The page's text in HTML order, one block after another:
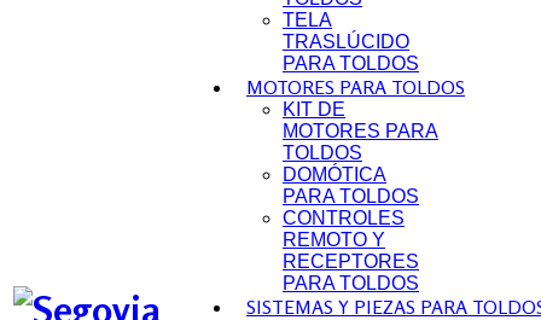
TELA
TRASLÚCIDO
PARA TOLDOS
MOTORES PARA TOLDOS
KIT DE
MOTORES PARA
TOLDOS
DOMÓTICA
PARA TOLDOS
CONTROLES
REMOTO Y
RECEPTORES
PARA TOLDOS
SISTEMAS Y PIEZAS PARA